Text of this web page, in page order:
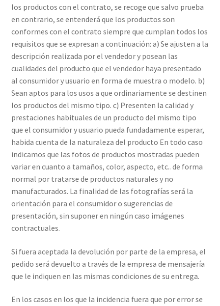
los productos con el contrato, se recoge que salvo prueba
en contrario, se entenderá que los productos son
conformes con el contrato siempre que cumplan todos los
requisitos que se expresan a continuación: a) Se ajusten a la
descripción realizada por el vendedor y posean las
cualidades del producto que el vendedor haya presentado
al consumidor y usuario en forma de muestra o modelo. b)
Sean aptos para los usos a que ordinariamente se destinen
los productos del mismo tipo. c) Presenten la calidad y
prestaciones habituales de un producto del mismo tipo
que el consumidor y usuario pueda fundadamente esperar,
habida cuenta de la naturaleza del producto En todo caso
indicamos que las fotos de productos mostradas pueden
variar en cuanto a tamaños, color, aspecto, etc.. de forma
normal por tratarse de productos naturales y no
manufacturados. La finalidad de las fotografías será la
orientación para el consumidor o sugerencias de
presentación, sin suponer en ningún caso imágenes
contractuales.
Si fuera aceptada la devolución por parte de la empresa, el
pedido será devuelto a través de la empresa de mensajería
que le indiquen en las mismas condiciones de su entrega.
En los casos en los que la incidencia fuera que por error se